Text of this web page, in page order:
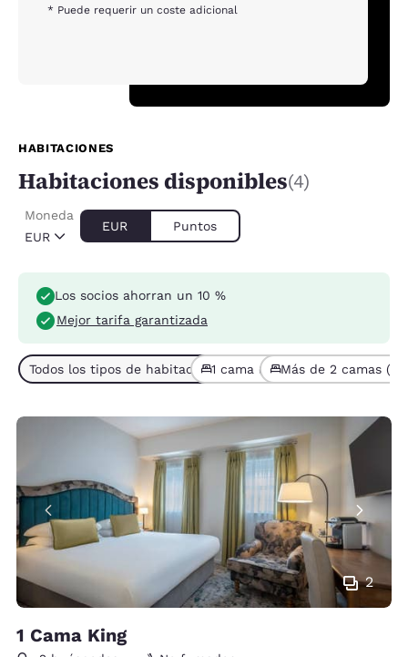
* Puede requerir un coste adicional
HABITACIONES
Habitaciones disponibles(4)
EUR
Moneda
EUR Puntos
Los socios ahorran un 10 %
Mejor tarifa garantizada
Todos los tipos de habitaciones (4)
1 cama (3) Más de 2 camas (1)
2
1 Cama King